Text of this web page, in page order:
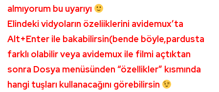
almıyorum bu uyarıyı
Elindeki vidyoların özeliiklerini avidemux’ta
Alt+Enter ile bakabilirsin(bende böyle,pardusta
farklı olabilir veya avidemux ile filmi açtıktan
sonra Dosya menüsünden “özellikler” kısmında
hangi tuşları kullanacağını görebilirsin